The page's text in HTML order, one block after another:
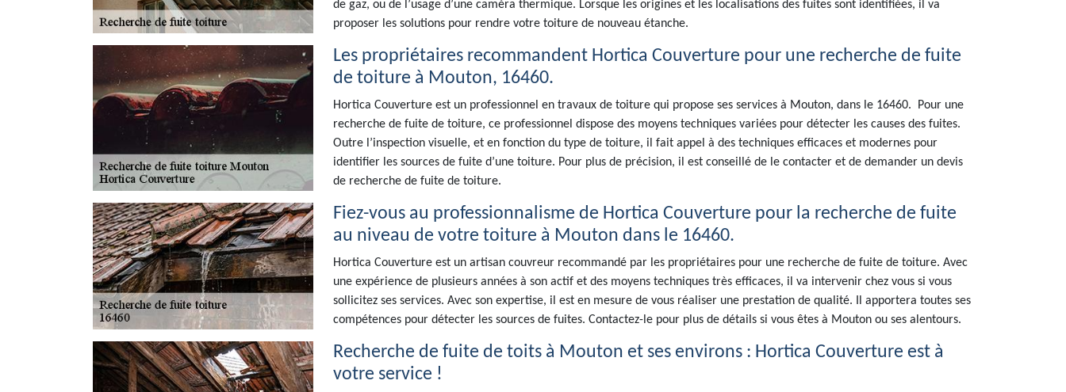
de gaz, ou de l’usage d’une caméra thermique. Lorsque les origines et les localisations des fuites sont identifiées, il va
proposer les solutions pour rendre votre toiture de nouveau étanche.
Les propriétaires recommandent Hortica Couverture pour une recherche de fuite
de toiture à Mouton, 16460.
Hortica Couverture est un professionnel en travaux de toiture qui propose ses services à Mouton, dans le 16460. Pour une
recherche de fuite de toiture, ce professionnel dispose des moyens techniques variées pour détecter les causes des fuites.
Outre l’inspection visuelle, et en fonction du type de toiture, il fait appel à des techniques efficaces et modernes pour
identifier les sources de fuite d’une toiture. Pour plus de précision, il est conseillé de le contacter et de demander un devis
de recherche de fuite de toiture.
Fiez-vous au professionnalisme de Hortica Couverture pour la recherche de fuite
au niveau de votre toiture à Mouton dans le 16460.
Hortica Couverture est un artisan couvreur recommandé par les propriétaires pour une recherche de fuite de toiture. Avec
une expérience de plusieurs années à son actif et des moyens techniques très efficaces, il va intervenir chez vous si vous
sollicitez ses services. Avec son expertise, il est en mesure de vous réaliser une prestation de qualité. Il apportera toutes ses
compétences pour détecter les sources de fuites. Contactez-le pour plus de détails si vous êtes à Mouton ou ses alentours.
Recherche de fuite de toits à Mouton et ses environs : Hortica Couverture est à
votre service !